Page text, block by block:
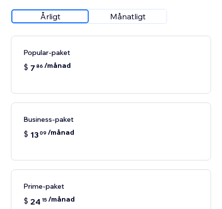
Årligt Månatligt
Popular-paket
$ 7 86 /månad
Business-paket
$ 1309 /månad
Prime-paket
$ 24 15/månad